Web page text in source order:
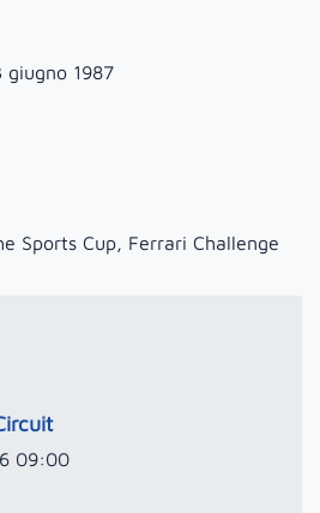
giugno 1987
Sports Cup, Ferrari Challenge
09:00